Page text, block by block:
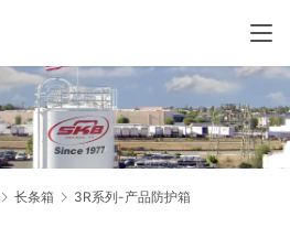
长条箱 3R系列-产品防护箱